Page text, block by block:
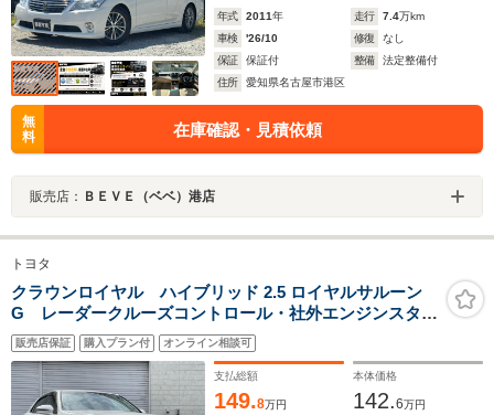
年式 2011年 走行 7.4万km
車検
'26/10 修復
なし
保証
保証付 整備
法定整備付
住所
愛知県名古屋市港区
無
料
在庫確認・見積依頼
販売店： ＢＥＶＥ（ベベ）港店
トヨタ
クラウンロイヤル ハイブリッド 2.5 ロイヤルサルーン
G レーダークルーズコントロール・社外エンジンスター
ター・オートエアコン・オートライト・ステアリングヒ
ーター・ミラーヒーター・パワーシート・レザーシー
ト・オートリトラミラー・レインセンサーワイパー・
ETC
販売店保証 購入プラン付 オンライン相談可
支払総額
149.8万円
本体価格
142.6万円